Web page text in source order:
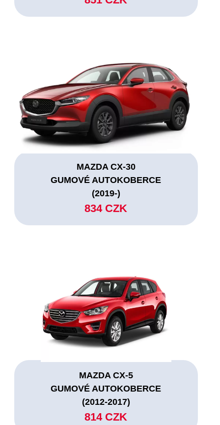
MAZDA CX-30
GUMOVÉ AUTOKOBERCE
(2019-)
834 CZK
MAZDA CX-5
GUMOVÉ AUTOKOBERCE
(2012-2017)
814 CZK